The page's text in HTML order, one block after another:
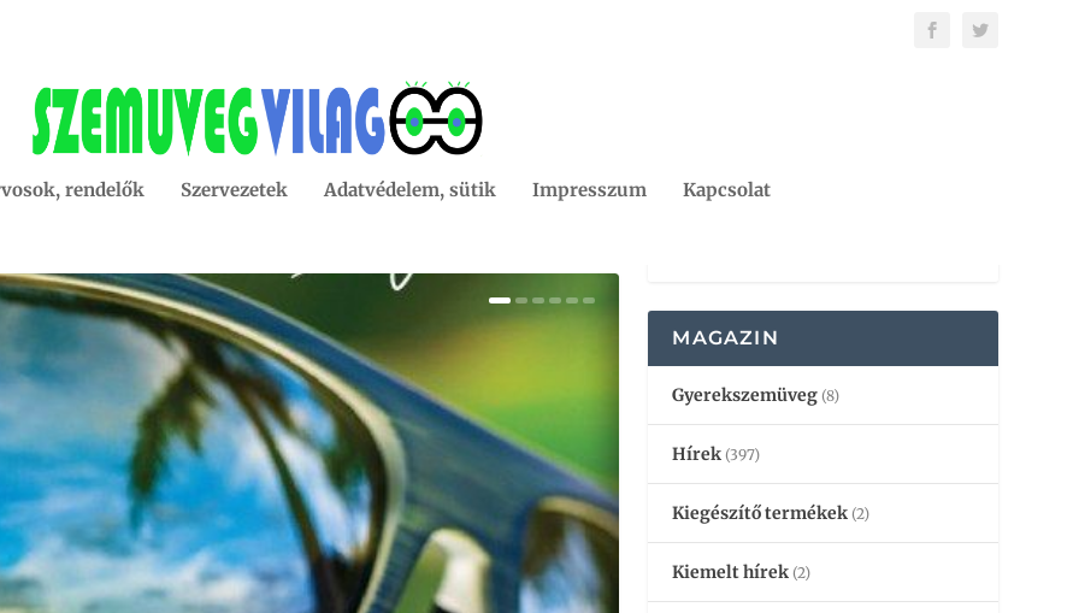
rendelők Szervezetek Adatvédelem, sütik Impresszum Kapcsolat
MAGAZIN
Gyerekszemüveg (8)
Hírek (397)
Kiegészítő termékek (2)
Kiemelt hírek (2)